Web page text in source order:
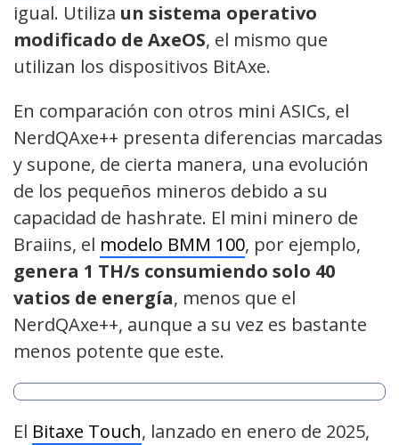
igual. Utiliza un sistema operativo
modificado de AxeOS, el mismo que
utilizan los dispositivos BitAxe.
En comparación con otros mini ASICs, el
NerdQAxe++ presenta diferencias marcadas
y supone, de cierta manera, una evolución
de los pequeños mineros debido a su
capacidad de hashrate. El mini minero de
Braiins, el modelo BMM 100, por ejemplo,
genera 1 TH/s consumiendo solo 40
vatios de energía, menos que el
NerdQAxe++, aunque a su vez es bastante
menos potente que este.
El Bitaxe Touch, lanzado en enero de 2025,